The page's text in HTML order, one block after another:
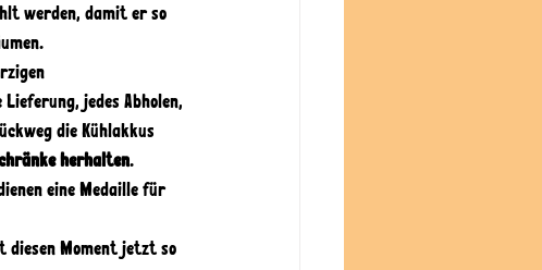
werden, damit er so
Lieferung, jedes Abholen,
die Kühlakkus
herhalten.
eine Medaille für
diesen Moment jetzt so